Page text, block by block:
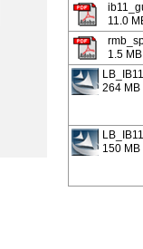
11.0
1.5 MB
264 MB
150 MB